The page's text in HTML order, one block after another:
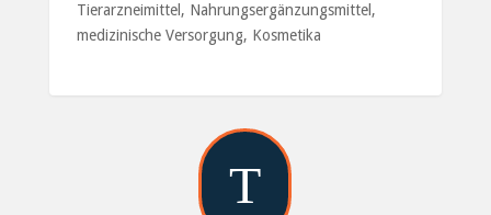
Tierarzneimittel, Nahrungsergänzungsmittel,
medizinische Versorgung, Kosmetika
T